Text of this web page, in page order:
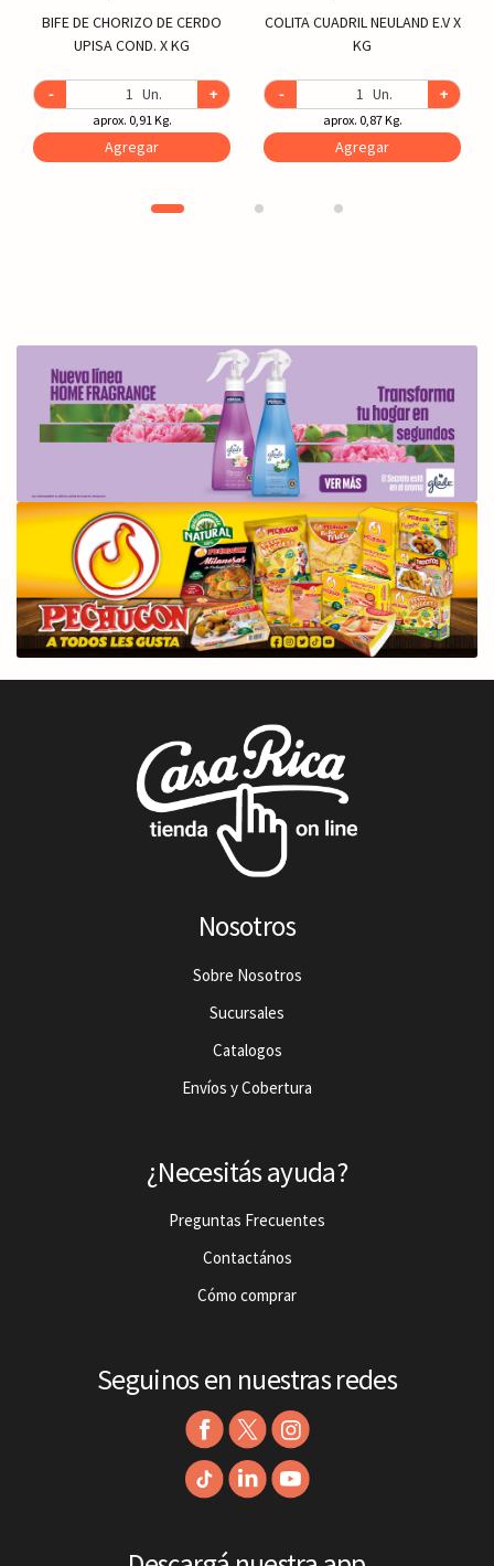
BIFE DE CHORIZO DE CERDO
UPISA COND. X KG
- Un. +
aprox. 0,91 Kg.
Agregar
COLITA CUADRIL NEULAND E.V X
KG
- Un. +
aprox. 0,87 Kg.
Agregar
Nosotros
Sobre Nosotros
Sucursales
Catalogos
Envíos y Cobertura
¿Necesitás ayuda?
Preguntas Frecuentes
Contactános
Cómo comprar
Seguinos en nuestras redes